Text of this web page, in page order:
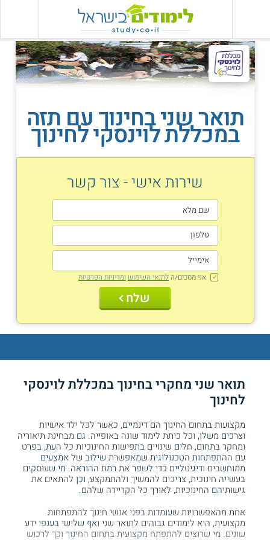
תואר שני בחינוך עם תזה
במכללת לוינסקי לחינוך
שירות אישי - צור קשר
אני מסכים/ה לתנאי השימוש ומדיניות הפרטיות
שלח
תואר שני מחקרי בחינוך במכללת לוינסקי
לחינוך
מקצועות בתחום החינוך הם דינמיים, כאשר לכל ילד אישיות
וצרכים משלו, וכל כיתת לימוד שונה באופייה. גם מבחינת תיאוריה
ומחקר בתחום, חלים שינויים בתפישות החינוכיות כל העת, בפרט
עם ההתפתחות הטכנולוגית שמאפשרת שילוב של אמצעים
ממוחשבים ודיגיטליים כדי לשפר את רמת ההוראה. מי שעוסקים
בעשייה חינוכית, צריכים להמשיך ולהתמקצע, וכן להתאים את
גישותיהם החינוכיות, לאורך כל הקריירה שלהם.
אחת מהאפשרויות שעומדות בפני אנשי חינוך להתפתחות
מקצועית, היא לימודים גבוהים לתואר שני ואף שלישי בענפי ידע
שונים. מי שרוצים להתפתח מקצועית בתחום החינוך וכך לרכוש